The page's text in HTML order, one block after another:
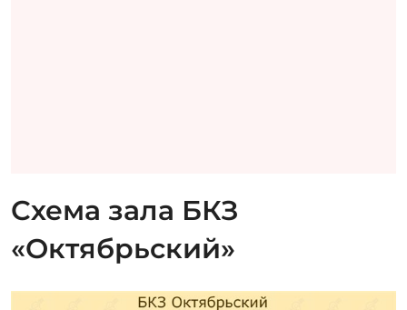
Схема зала БКЗ
«Октябрьский»